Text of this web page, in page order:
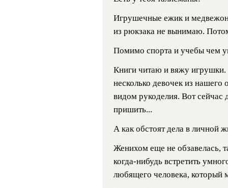
Игрушечные ежик и
из рюкзака не вынимаю.
Помимо спорта и учебы чем
Книги читаю и вяжу
несколько девочек из нашего
видом рукоделия. Вот сейчас
пришить...
А как обстоят дела в личной
Женихом еще не обзавелась,
когда-нибудь встретить
любящего человека, который